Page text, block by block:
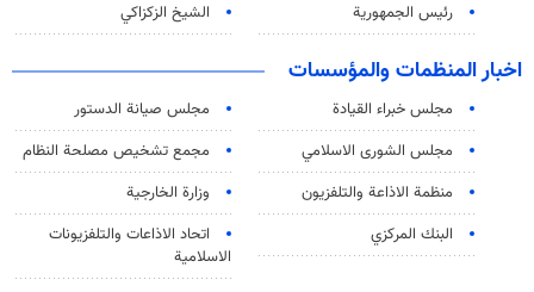
رئيس الجمهورية
الشيخ الزكزاكي
اخبار المنظمات والمؤسسات
مجلس خبراء القيادة
مجلس صيانة الدستور
مجلس الشورى الاسلامي
مجمع تشخيص مصلحة النظام
منظمة الاذاعة والتلفزیون
وزارة الخارجية
البنك المركزي
اتحاد الاذاعات والتلفزيونات
الاسلامية